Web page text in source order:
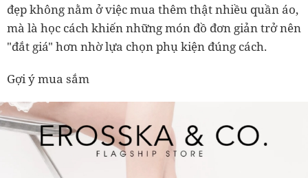
đẹp không nằm ở việc mua thêm thật nhiều quần áo,
mà là học cách khiến những món đồ đơn giản trở nên
"đắt giá" hơn nhờ lựa chọn phụ kiện đúng cách.
Gợi ý mua sắm